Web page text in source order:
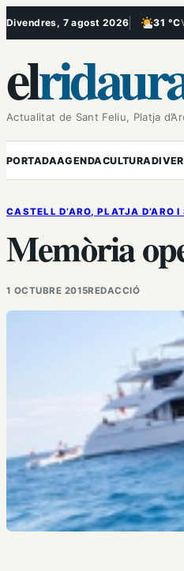
Vés
Divendres, 7 agost 2026 31 °C
, Poc
el
Actualitat de Sant Feliu, Platja
PORTADAAGENDACULTURA
CASTELL D’ARO, PLATJA D’ARO I
Memòria
1 OCTUBRE 2015REDACCIÓ